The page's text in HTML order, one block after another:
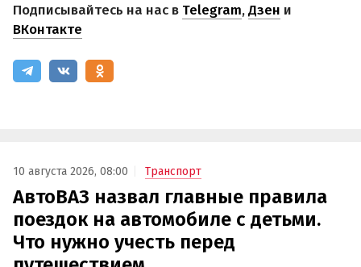
Подписывайтесь на нас в Telegram,Дзен и
ВКонтакте
10 августа 2026, 08:00 Транспорт
АвтоВАЗ назвал главные правила
поездок на автомобиле с детьми.
Что нужно учесть перед